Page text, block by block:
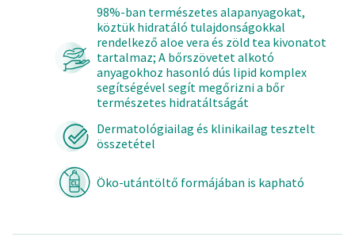
98%-ban természetes alapanyagokat,
köztük hidratáló tulajdonságokkal
rendelkező aloe vera és zöld tea kivonatot
tartalmaz; A bőrszövetet alkotó
anyagokhoz hasonló dús lipid komplex
segítségével segít megőrizni a bőr
természetes hidratáltságát
Dermatológiailag és klinikailag tesztelt
összetétel
Öko-utántöltő formájában is kapható